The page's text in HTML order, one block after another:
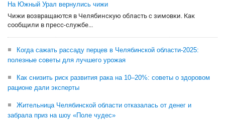
На Южный Урал вернулись чижи
Чижи возвращаются в Челябинскую область с зимовки. Как
сообщили в пресс-службе...
Когда сажать рассаду перцев в Челябинской области-2025:
полезные советы для лучшего урожая
Как снизить риск развития рака на 10–20%: советы о здоровом
рационе дали эксперты
Жительница Челябинской области отказалась от денег и
забрала приз на шоу «Поле чудес»